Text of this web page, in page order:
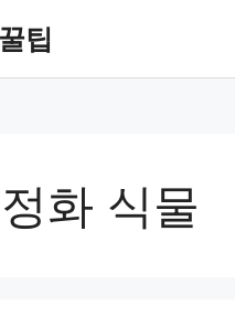
팁
화 식물